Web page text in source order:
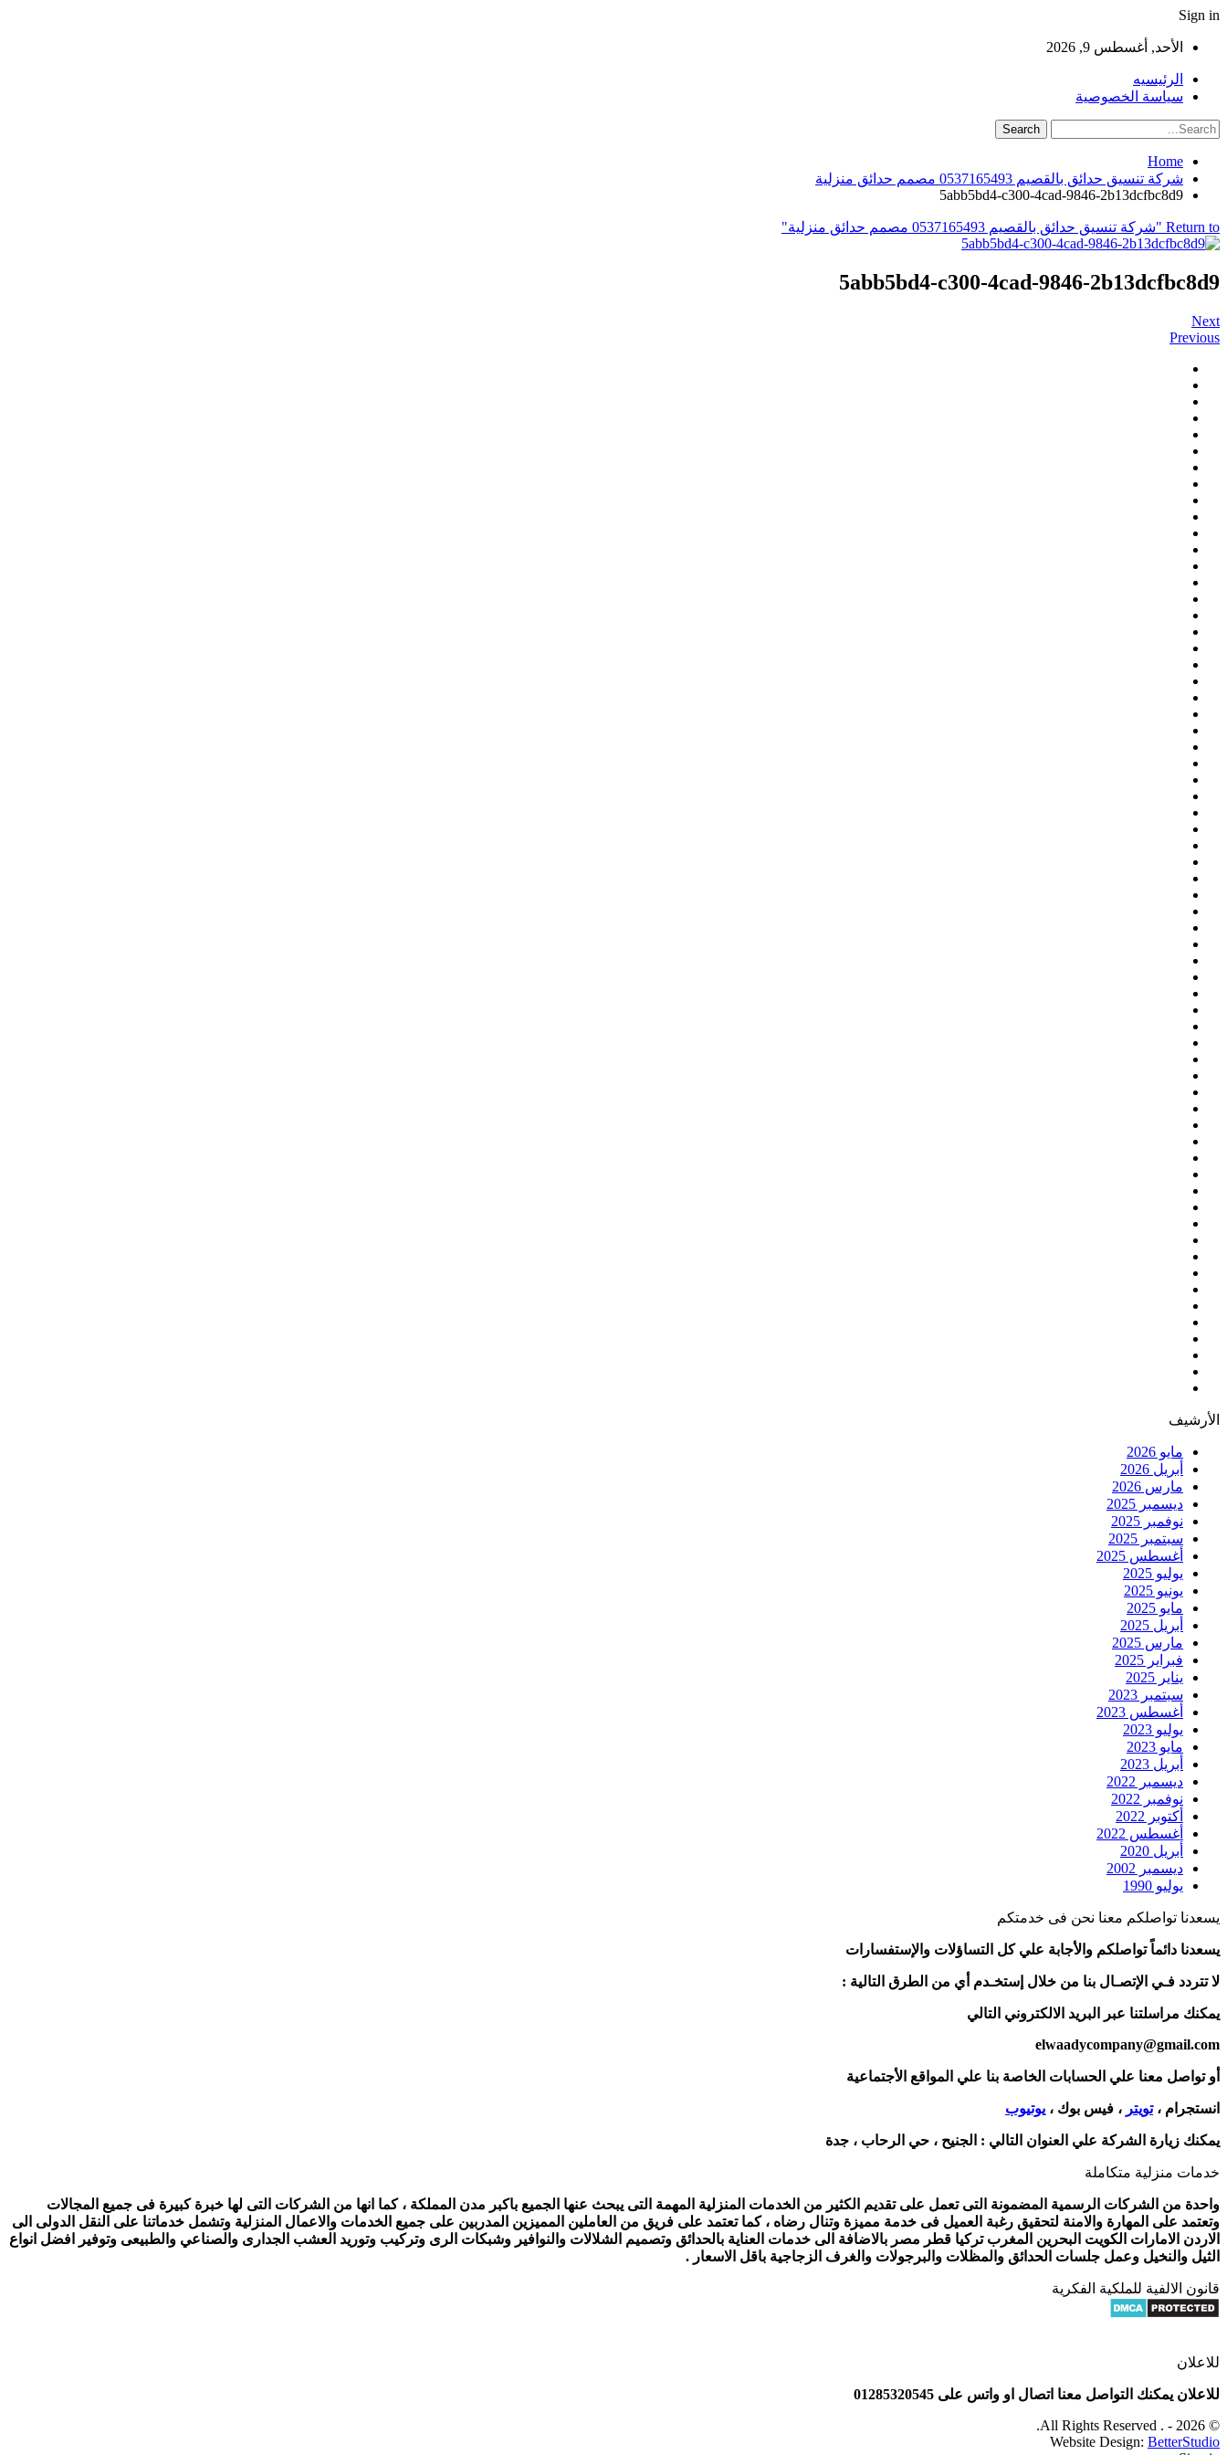
Sign in
الأحد, أغسطس 9, 2026
الرئيسيه
سياسة الخصوصية
Home
شركة تنسيق حدائق بالقصيم 0537165493 مصمم حدائق منزلية
5abb5bd4-c300-4cad-9846-2b13dcfbc8d9
Return to "شركة تنسيق حدائق بالقصيم 0537165493 مصمم حدائق منزلية"
5abb5bd4-c300-4cad-9846-2b13dcfbc8d9
Next
Previous
الأرشيف
مايو 2026
أبريل 2026
مارس 2026
ديسمبر 2025
نوفمبر 2025
سبتمبر 2025
أغسطس 2025
يوليو 2025
يونيو 2025
مايو 2025
أبريل 2025
مارس 2025
فبراير 2025
يناير 2025
سبتمبر 2023
أغسطس 2023
يوليو 2023
مايو 2023
أبريل 2023
ديسمبر 2022
نوفمبر 2022
أكتوبر 2022
أغسطس 2022
أبريل 2020
ديسمبر 2002
يوليو 1990
يسعدنا تواصلكم معنا نحن فى خدمتكم
يسعدنا دائماً تواصلكم والأجابة علي كل التساؤلات والإستفسارات
لا تتردد فـي الإتصـال بنا من خلال إستخـدم أي من الطرق التالية :
يمكنك مراسلتنا عبر البريد الالكتروني التالي
elwaadycompany@gmail.com
أو تواصل معنا علي الحسابات الخاصة بنا علي المواقع الأجتماعية
انستجرام ،تويتر ، فيس بوك ، يوتيوب
يمكنك زيارة الشركة علي العنوان التالي : الجنيح ، حي الرحاب ، جدة
خدمات منزلية متكاملة
واحدة من الشركات الرسمية المضمونة التى تعمل على تقديم الكثير من الخدمات المنزلية المهمة التى يبحث عنها الجميع باكبر مدن المملكة ، كما انها من الشركات التى لها خبرة كبيرة فى جميع المجالات
وتعتمد على المهارة والامنة لتحقيق رغبة العميل فى خدمة مميزة وتنال رضاه ، كما تعتمد على فريق من العاملين المميزين المدربين على جميع الخدمات والاعمال المنزلية وتشمل خدماتنا على النقل الدولى الى
الاردن الامارات الكويت البحرين المغرب تركيا قطر مصر بالاضافة الى خدمات العناية بالحدائق وتصميم الشلالات والنوافير وشبكات الرى وتركيب وتوريد العشب الجدارى والصناعي والطبيعى وتوفير افضل انواع
الثيل والنخيل وعمل جلسات الحدائق والمظلات والبرجولات والغرف الزجاجية باقل الاسعار .
قانون الالفية للملكية الفكرية
للاعلان
للاعلان يمكنك التواصل معنا اتصال او واتس على 01285320545
© 2026 - . All Rights Reserved.
Website Design: BetterStudio